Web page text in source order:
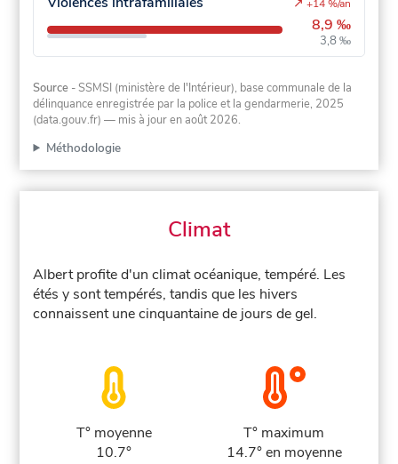
8,9 ‰
3,8 ‰
+14 %/an
Source - SSMSI (ministère de l'Intérieur), base communale de la
délinquance enregistrée par la police et la gendarmerie, 2025
(data.gouv.fr) — mis à jour en août 2026.
Méthodologie
Climat
Albert profite d'un climat océanique, tempéré. Les
étés y sont tempérés, tandis que les hivers
connaissent une cinquantaine de jours de gel.
T° moyenne
10.7°
T° maximum
14.7° en moyenne